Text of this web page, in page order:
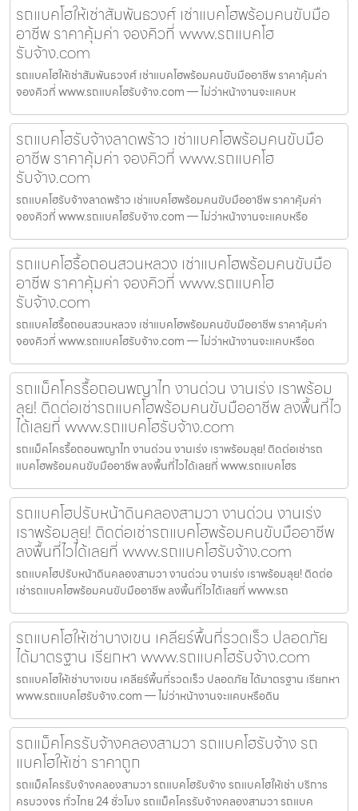
รถแบคโฮให้เช่าสัมพันธวงศ์ เช่าแบคโฮพร้อมคนขับมือ
อาชีพ ราคาคุ้มค่า จองคิวที่ www.รถแบคโฮ
รับจ้าง.com
รถแบคโฮให้เช่าสัมพันธวงศ์ เช่าแบคโฮพร้อมคนขับมืออาชีพ ราคาคุ้มค่า
จองคิวที่ www.รถแบคโฮรับจ้าง.com — ไม่ว่าหน้างานจะแคบห
รถแบคโฮรับจ้างลาดพร้าว เช่าแบคโฮพร้อมคนขับมือ
อาชีพ ราคาคุ้มค่า จองคิวที่ www.รถแบคโฮ
รับจ้าง.com
รถแบคโฮรับจ้างลาดพร้าว เช่าแบคโฮพร้อมคนขับมืออาชีพ ราคาคุ้มค่า
จองคิวที่ www.รถแบคโฮรับจ้าง.com — ไม่ว่าหน้างานจะแคบหรือ
รถแบคโฮรื้อถอนสวนหลวง เช่าแบคโฮพร้อมคนขับมือ
อาชีพ ราคาคุ้มค่า จองคิวที่ www.รถแบคโฮ
รับจ้าง.com
รถแบคโฮรื้อถอนสวนหลวง เช่าแบคโฮพร้อมคนขับมืออาชีพ ราคาคุ้มค่า
จองคิวที่ www.รถแบคโฮรับจ้าง.com — ไม่ว่าหน้างานจะแคบหรือด
รถแม็คโครรื้อถอนพญาไท งานด่วน งานเร่ง เราพร้อม
ลุย! ติดต่อเช่ารถแบคโฮพร้อมคนขับมืออาชีพ ลงพื้นที่ไว
ได้เลยที่ www.รถแบคโฮรับจ้าง.com
รถแม็คโครรื้อถอนพญาไท งานด่วน งานเร่ง เราพร้อมลุย! ติดต่อเช่ารถ
แบคโฮพร้อมคนขับมืออาชีพ ลงพื้นที่ไวได้เลยที่ www.รถแบคโฮร
รถแบคโฮปรับหน้าดินคลองสามวา งานด่วน งานเร่ง
เราพร้อมลุย! ติดต่อเช่ารถแบคโฮพร้อมคนขับมืออาชีพ
ลงพื้นที่ไวได้เลยที่ www.รถแบคโฮรับจ้าง.com
รถแบคโฮปรับหน้าดินคลองสามวา งานด่วน งานเร่ง เราพร้อมลุย! ติดต่อ
เช่ารถแบคโฮพร้อมคนขับมืออาชีพ ลงพื้นที่ไวได้เลยที่ www.รถ
รถแบคโฮให้เช่าบางเขน เคลียร์พื้นที่รวดเร็ว ปลอดภัย
ได้มาตรฐาน เรียกหา www.รถแบคโฮรับจ้าง.com
รถแบคโฮให้เช่าบางเขน เคลียร์พื้นที่รวดเร็ว ปลอดภัย ได้มาตรฐาน เรียกหา
www.รถแบคโฮรับจ้าง.com — ไม่ว่าหน้างานจะแคบหรือดิน
รถแม็คโครรับจ้างคลองสามวา รถแบคโฮรับจ้าง รถ
แบคโฮให้เช่า ราคาถูก
รถแม็คโครรับจ้างคลองสามวา รถแบคโฮรับจ้าง รถแบคโฮให้เช่า บริการ
ครบวงจร ทั่วไทย 24 ชั่วโมง รถแม็คโครรับจ้างคลองสามวา รถแบค